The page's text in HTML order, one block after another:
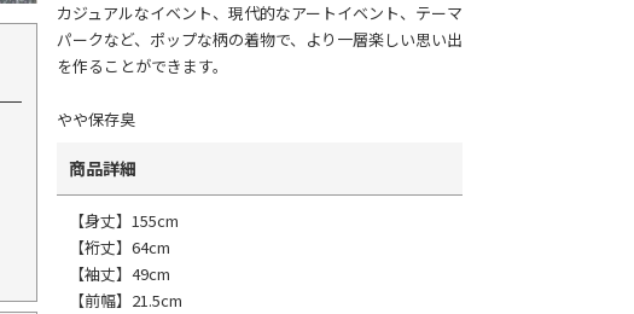
カジュアルなイベント、現代的なアートイベント、テーマ
パークなど、ポップな柄の着物で、より一層楽しい思い出
を作ることができます。
やや保存臭
商品詳細
【身丈】155cm
【裄丈】64cm
【袖丈】49cm
【前幅】21.5cm